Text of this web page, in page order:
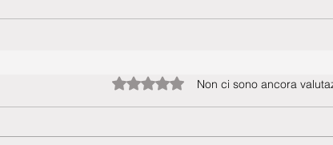
Valutazione 0 stelle su 5.Non ci sono ancora